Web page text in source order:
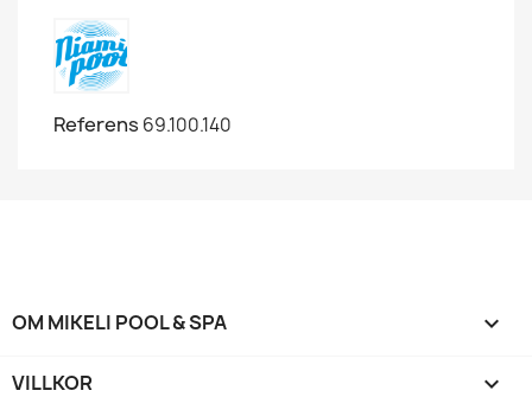
Referens 69.100.140
OM MIKELI POOL & SPA 
VILLKOR 